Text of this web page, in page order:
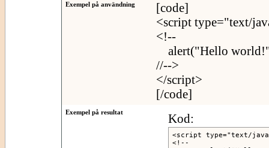
Exempel på användning
[code]
<script type="text/
<!--
alert("Hello
//-->
</script>
[/code]
Exempel på resultat Kod:
<script type="text/
<!--